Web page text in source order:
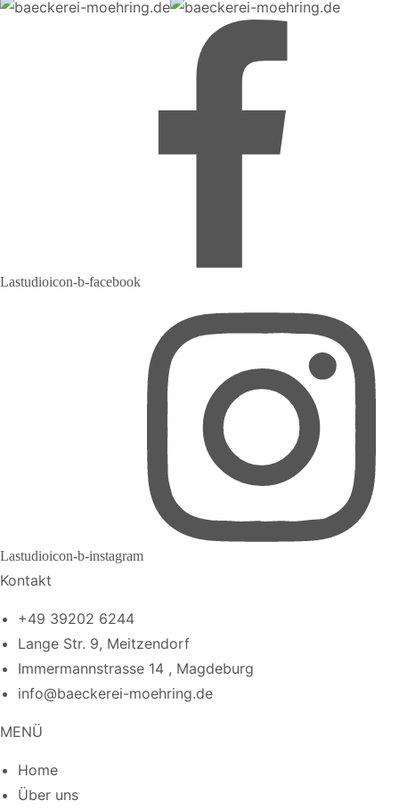
Lastudioicon-b-facebook
Lastudioicon-b-instagram
Kontakt
+49 39202 6244
Lange Str. 9, Meitzendorf
Immermannstrasse 14 , Magdeburg
info@baeckerei-moehring.de
MENÜ
Home
Über uns